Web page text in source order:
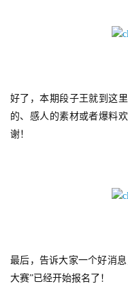
好了，本期段子王就到这
的、感人的素材或者爆料
谢！
最后，告诉大家一个好消
大赛”已经开始报名了！